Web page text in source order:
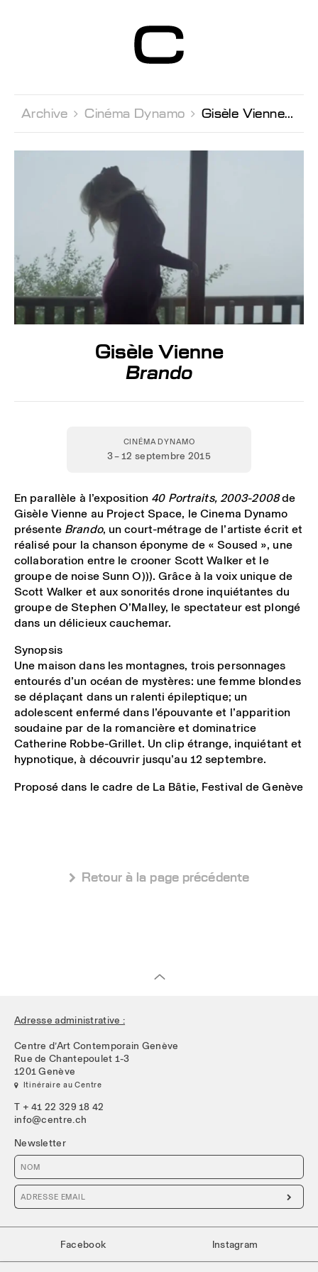
Contemporain
Genève
Archive  Cinéma Dynamo  Gisèle Vienne
Gisèle Vienne
Brando
CINÉMA DYNAMO
3 – 12 septembre 2015
En parallèle à l’exposition 40 Portraits, 2003-2008de
Gisèle Vienne au Project Space, le Cinema Dynamo
présente Brando, un court-métrage de l’artiste écrit et
réalisé pour la chanson éponyme de « Soused », une
collaboration entre le crooner Scott Walker et le
groupe de noise Sunn O))). Grâce à la voix unique de
Scott Walker et aux sonorités drone inquiétantes du
groupe de Stephen O’Malley, le spectateur est plongé
dans un délicieux cauchemar.
Synopsis
Une maison dans les montagnes, trois personnages
entourés d’un océan de mystères: une femme blondes
se déplaçant dans un ralenti épileptique; un
adolescent enfermé dans l’épouvante et l’apparition
soudaine par de la romancière et dominatrice
Catherine Robbe-Grillet. Un clip étrange, inquiétant et
hypnotique, à découvrir jusqu’au 12 septembre.
Proposé dans le cadre de La Bâtie, Festival de Genève
 Retour à la page précédente
Adresse administrative :
Centre d’Art Contemporain Genève
Rue de Chantepoulet 1-3
1201 Genève
 Itinéraire au Centre
T + 41 22 329 18 42
info@centre.ch
Newsletter

Facebook Instagram